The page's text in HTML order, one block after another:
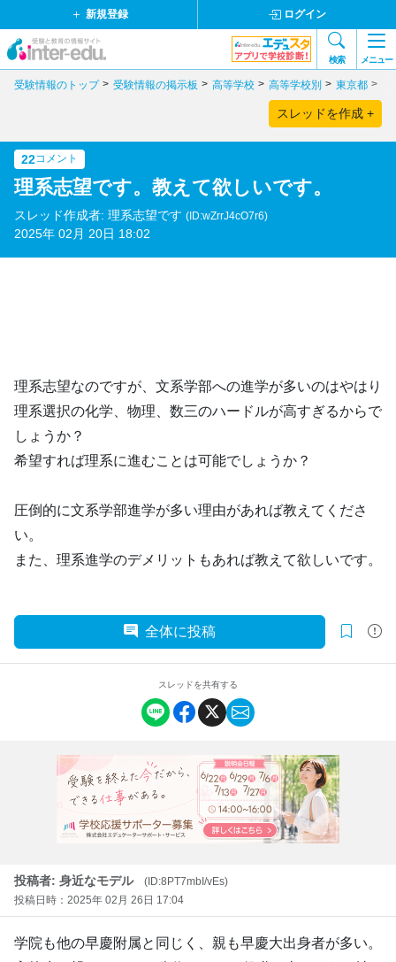
新規登録 ログイン
検索 メニュー
受験情報のトップ 受験情報の掲示板 高等学校 高等学校別 東京都
スレッドを作成 +
22コメント
理系志望です。教えて欲しいです。
スレッド作成者: 理系志望です (ID:wZrrJ4cO7r6)
2025年 02月 20日 18:02
理系志望なのですが、文系学部への進学が多いのはやはり
理系選択の化学、物理、数三のハードルが高すぎるからで
しょうか？
希望すれば理系に進むことは可能でしょうか？
圧倒的に文系学部進学が多い理由があれば教えてくださ
い。
また、理系進学のデメリットもあれば教えて欲しいです。
全体に投稿
スレッドを共有する
投稿者: 身近なモデル
(ID:8PT7mbI/vEs)
投稿日時：2025年 02月 26日 17:04
学院も他の早慶附属と同じく、親も早慶大出身者が多い。